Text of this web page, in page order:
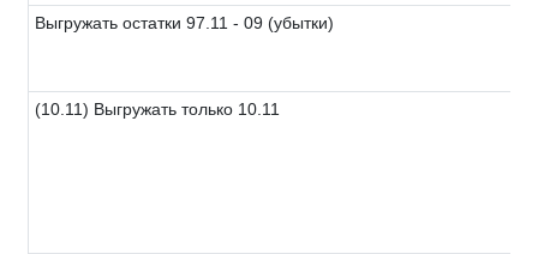
Выгружать остатки 97.11 - 09 (убытки)
(10.11) Выгружать только 10.11